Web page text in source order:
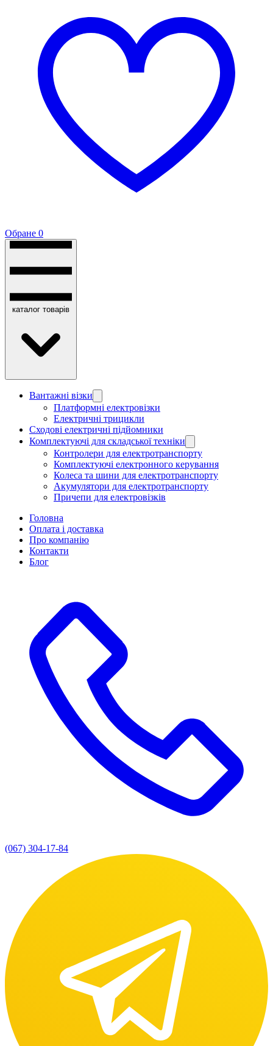
Обране 0
каталог товарів
Вантажні візки
Платформні електровізки
Електричні трицикли
Сходові електричні підйомники
Комплектуючі для складської техніки
Контролери для електротранспорту
Комплектуючі електронного керування
Колеса та шини для електротранспорту
Акумулятори для електротранспорту
Причепи для електровізків
Головна
Оплата і доставка
Про компанію
Контакти
Блог
(067) 304-17-84